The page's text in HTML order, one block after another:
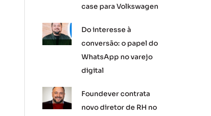
case para Volkswagen
Do interesse à
conversão: o papel do
WhatsApp no varejo
digital
Foundever contrata
novo diretor de RH no